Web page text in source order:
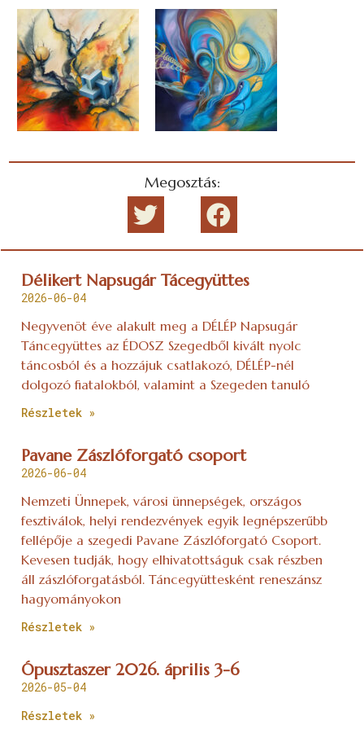
Megosztás:
Délikert Napsugár Tácegyüttes
2026-06-04
Negyvenöt éve alakult meg a DÉLÉP Napsugár
Táncegyüttes az ÉDOSZ Szegedből kivált nyolc
táncosból és a hozzájuk csatlakozó, DÉLÉP-nél
dolgozó fiatalokból, valamint a Szegeden tanuló
Részletek »
Pavane Zászlóforgató csoport
2026-06-04
Nemzeti Ünnepek, városi ünnepségek, országos
fesztiválok, helyi rendezvények egyik legnépszerűbb
fellépője a szegedi Pavane Zászlóforgató Csoport.
Kevesen tudják, hogy elhivatottságuk csak részben
áll zászlóforgatásból. Táncegyüttesként reneszánsz
hagyományokon
Részletek »
Ópusztaszer 2026. április 3-6
2026-05-04
Részletek »